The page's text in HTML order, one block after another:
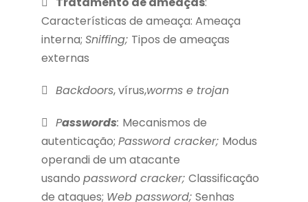
Características de ameaça: Ameaça
interna; Sniffing; Tipos de ameaças
externas
Backdoors, vírus,worms e trojan
Passwords: Mecanismos de
autenticação; Password cracker; Modus
operandi de um atacante
usando password cracker; Classificação
de ataques; Web password; Senhas